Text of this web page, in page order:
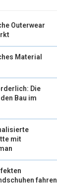
Outerwear
Material
Die
Bau im
mit
fahren